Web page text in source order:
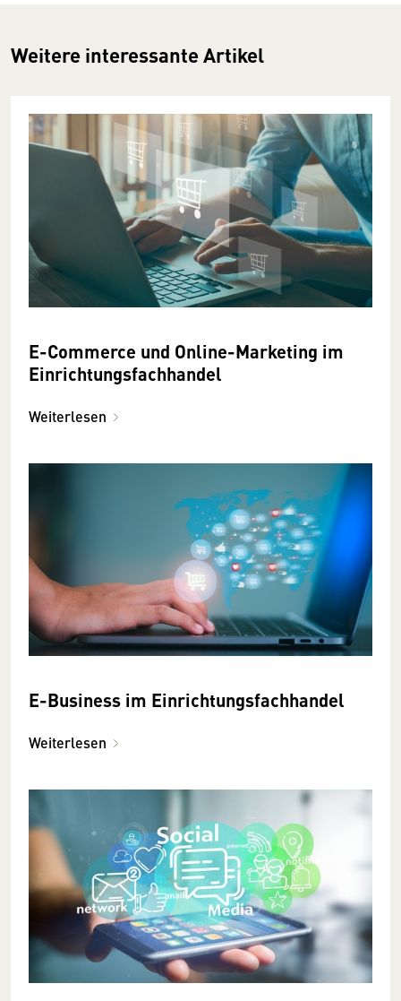
Weitere interessante Artikel
E-Commerce und Online-Marketing im
Einrichtungsfachhandel
Weiterlesen
E-Business im Einrichtungsfachhandel
Weiterlesen